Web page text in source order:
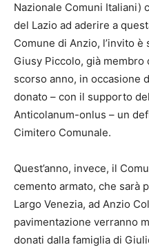
Nazionale Comuni Italiani)
del Lazio ad aderire a
Comune di Anzio, l’invito
Giusy Piccolo, già
scorso anno, in occasione
donato – con il supporto
Anticolanum-onlus – un
Cimitero Comunale.
Quest’anno, invece, il
cemento armato, che sarà
Largo Venezia, ad Anzio
pavimentazione verranno
donati dalla famiglia di